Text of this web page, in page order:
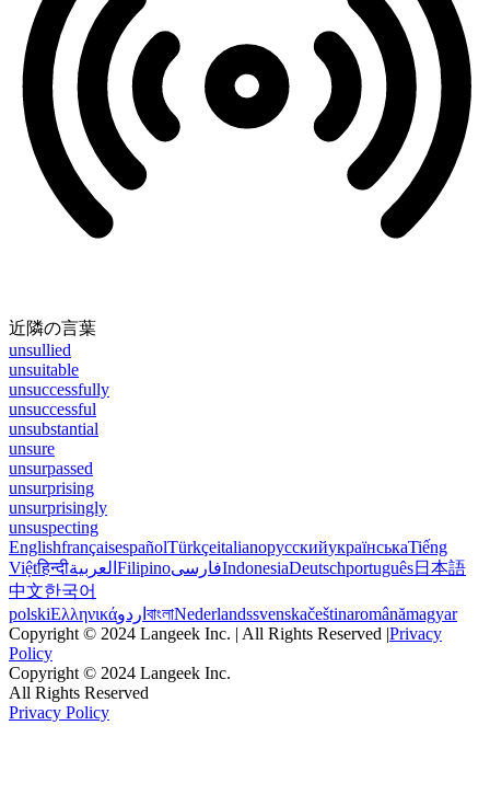
近隣の言葉
unsullied
unsuitable
unsuccessfully
unsuccessful
unsubstantial
unsure
unsurpassed
unsurprising
unsurprisingly
unsuspecting
EnglishfrançaisespañolTürkçeitalianoрусскийукраїнськаTiếng
Việtहिन्दीالعربية FilipinoفارسیIndonesiaDeutschportuguês日本語
中文한국어
polskiΕλληνικάاردو বাংলাNederlandssvenskačeštinaromânămagyar
Copyright © 2024 Langeek Inc. | All Rights Reserved |Privacy
Policy
Copyright © 2024 Langeek Inc.
All Rights Reserved
Privacy Policy